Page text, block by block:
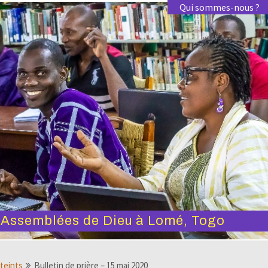
Qui sommes-nous ?
de Dieu à Lomé, Togo
Bulletin de prière – 15 mai 2020